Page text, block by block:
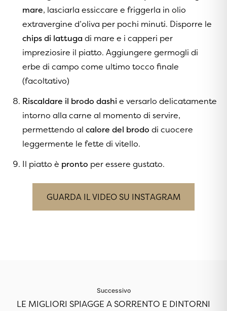
mare, lasciarla essiccare e friggerla in olio
extravergine d’oliva per pochi minuti. Disporre le
chips di lattuga di mare e i capperi per
impreziosire il piatto. Aggiungere germogli di
erbe di campo come ultimo tocco finale
(facoltativo)
Riscaldare il brodo dashi e versarlo delicatamente
intorno alla carne al momento di servire,
permettendo al calore del brodo di cuocere
leggermente le fette di vitello.
Il piatto è pronto per essere gustato.
GUARDA IL VIDEO SU INSTAGRAM
Successivo
LE MIGLIORI SPIAGGE A SORRENTO E DINTORNI